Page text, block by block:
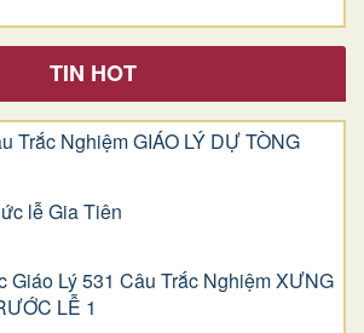
TIN HOT
Trắc Nghiệm GIÁO LÝ DỰ TÒNG
lễ Gia Tiên
Giáo Lý 531 Câu Trắc Nghiệm XƯNG
LỄ 1